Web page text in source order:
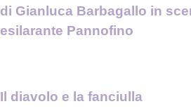
di Gianluca Barbagallo in
esilarante Pannofino
Il diavolo e la fanciulla